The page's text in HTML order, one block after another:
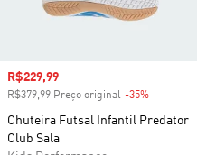
Preço com desconto
R$229,99
R$379,99 Preço original -35%
Chuteira Futsal Infantil Predator
Club Sala